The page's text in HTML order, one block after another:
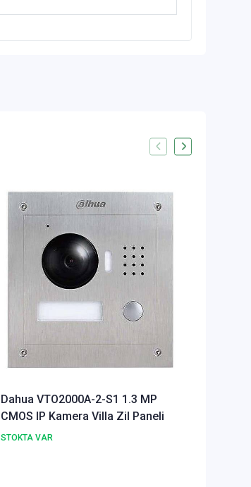
Dahua VTO2000A-2-S1 1.3 MP
CMOS IP Kamera Villa Zil Paneli
STOKTA VAR